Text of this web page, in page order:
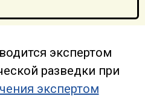
экспертом
разведки при
экспертом